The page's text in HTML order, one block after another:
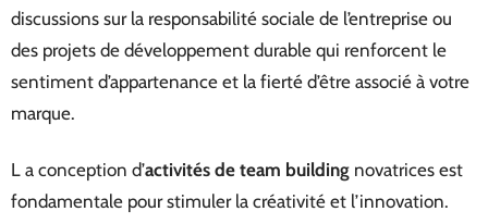
discussions sur la responsabilité sociale de l’entreprise ou
des projets de développement durable qui renforcent le
sentiment d’appartenance et la fierté d’être associé à votre
marque.
L a conception d’activités de team building novatrices est
fondamentale pour stimuler la créativité et l’innovation.